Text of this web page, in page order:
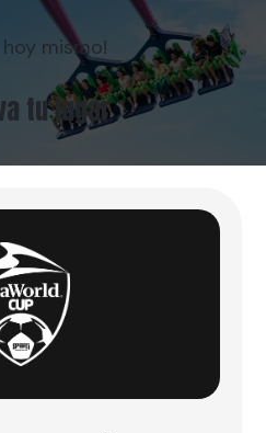
mismo!
tu lugar